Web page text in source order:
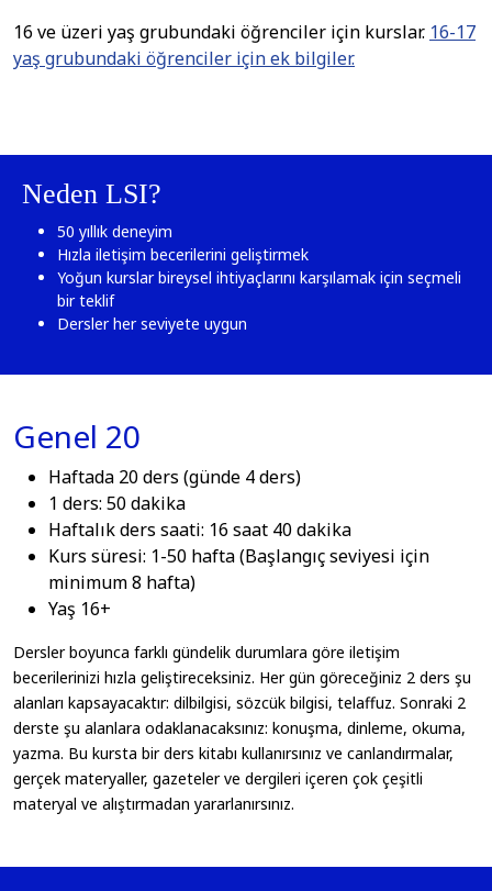
16 ve üzeri yaş grubundaki öğrenciler için kurslar. 16-17
yaş grubundaki öğrenciler için ek bilgiler.
Neden LSI?
50 yıllık deneyim
Hızla iletişim becerilerini geliştirmek
Yoğun kurslar bireysel ihtiyaçlarını karşılamak için seçmeli
bir teklif
Dersler her seviyete uygun
Genel 20
Haftada 20 ders (günde 4 ders)
1 ders: 50 dakika
Haftalık ders saati: 16 saat 40 dakika
Kurs süresi: 1-50 hafta (Başlangıç seviyesi için
minimum 8 hafta)
Yaş 16+
Dersler boyunca farklı gündelik durumlara göre iletişim
becerilerinizi hızla geliştireceksiniz. Her gün göreceğiniz 2 ders şu
alanları kapsayacaktır: dilbilgisi, sözcük bilgisi, telaffuz. Sonraki 2
derste şu alanlara odaklanacaksınız: konuşma, dinleme, okuma,
yazma. Bu kursta bir ders kitabı kullanırsınız ve canlandırmalar,
gerçek materyaller, gazeteler ve dergileri içeren çok çeşitli
materyal ve alıştırmadan yararlanırsınız.